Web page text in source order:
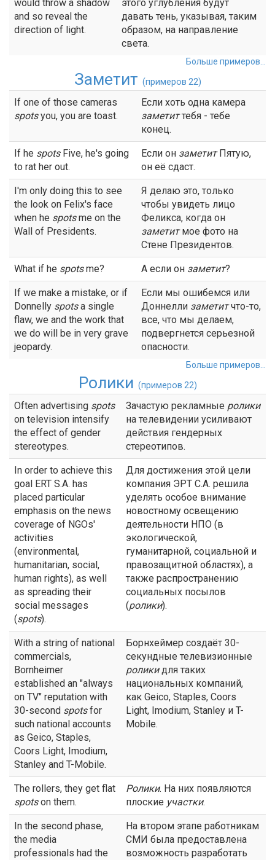
would throw a shadow
and so reveal the
direction of light.
этого углубления будут
давать тень, указывая, таким
образом, на направление
света.
Больше примеров...
Заметит (примеров 22)
If one of those cameras
spotsyou, you are toast.
Если хоть одна камера
заметиттебя - тебе
конец.
If he spotsFive, he's going
to rat her out.
Если он заметитПятую,
он её сдаст.
I'm only doing this to see
the look on Felix's face
when he spotsme on the
Wall of Presidents.
Я делаю это, только
чтобы увидеть лицо
Феликса, когда он
заметитмое фото на
Стене Президентов.
What if he spotsme? А если он заметит?
If we make a mistake, or if
Donnelly spotsa single
flaw, we and the work that
we do will be in very grave
jeopardy.
Если мы ошибемся или
Доннелли заметитчто-то,
все, что мы делаем,
подвергнется серьезной
опасности.
Больше примеров...
Ролики (примеров 22)
Often advertising spots
on television intensify
the effect of gender
stereotypes.
Зачастую рекламные ролики
на телевидении усиливают
действия гендерных
стереотипов.
In order to achieve this
goal ERT S.A. has
placed particular
emphasis on the news
coverage of NGOs'
activities
(environmental,
humanitarian, social,
human rights), as well
as spreading their
social messages
(spots).
Для достижения этой цели
компания ЭРТ С.А. решила
уделять особое внимание
новостному освещению
деятельности НПО (в
экологической,
гуманитарной, социальной и
правозащитной областях), а
также распространению
социальных посылов
(ролики).
With a string of national
commercials,
Bornheimer
established an "always
on TV" reputation with
30-second spotsfor
such national accounts
as Geico, Staples,
Coors Light, Imodium,
Stanley and T-Mobile.
Борнхеймер создаёт 30-
секундные телевизионные
роликидля таких
национальных компаний,
как Geico, Staples, Coors
Light, Imodium, Stanley и T-
Mobile.
The rollers, they get flat
spotson them.
Ролики. На них появляются
плоские участки.
In the second phase,
the media
professionals had the
На втором этапе работникам
СМИ была предоставлена
возможность разработать